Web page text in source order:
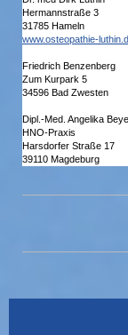
Hermannstraße 3
31785 Hameln
www.osteopathie-
Friedrich Benzenberg
Zum Kurpark 5
34596 Bad Zwesten
Dipl.-Med. Angelika Beye
HNO-Praxis
Harsdorfer Straße 17
39110 Magdeburg